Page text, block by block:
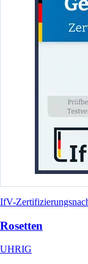
IfV-
Rosetten
UHRIG